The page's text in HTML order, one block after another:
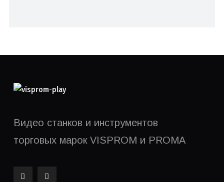
Видео станков и инструментов
торговых марок VISPROM и PROMA